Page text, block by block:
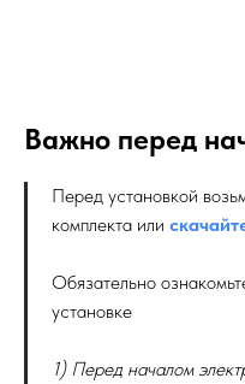
Важно перед
Перед установкой
комплекта или
Обязательно
установке
1) Перед началом